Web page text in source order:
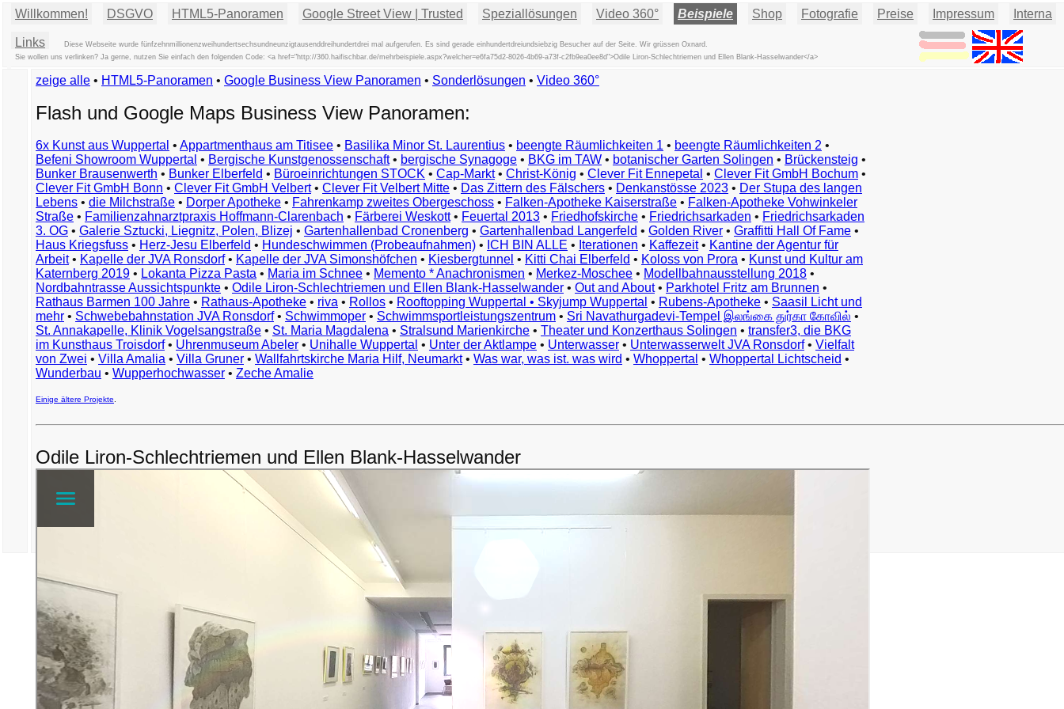
Willkommen! DSGVO HTML5-Panoramen Google Street View | Trusted Speziallösungen Video 360° Beispiele Shop Fotografie Preise Impressum Interna
Links
Diese Webseite wurde fünfzehnmillionenzweihundertsechsundneunzigtausenddreihundertdrei mal aufgerufen. Es sind gerade einhundertdreiundsiebzig Besucher auf der Seite. Wir grüssen Oxnard.
Sie wollen uns verlinken? Ja gerne, nutzen Sie einfach den folgenden Code: <a href="http://360.haifischbar.de/mehrbeispiele.aspx?welcher=e6fa75d2-8026-4b69-a73f-c2fb9ea0ee8d">Odile Liron-Schlechtriemen und Ellen Blank-Hasselwander</a>
Beispiele
Exemples
Vorbeelden
Przykłady
Ejemplos
Örnekler
Παραδείγματα
Примеры
示
例
例
예
zeige alle • HTML5-Panoramen • Google Business View Panoramen • Sonderlösungen • Video 360°
Flash und Google Maps Business View Panoramen:
6x Kunst aus Wuppertal • Appartmenthaus am Titisee • Basilika Minor St. Laurentius • beengte Räumlichkeiten 1 • beengte Räumlichkeiten 2 •
Befeni Showroom Wuppertal • Bergische Kunstgenossenschaft• bergische Synagoge • BKG im TAW • botanischer Garten Solingen • Brückensteig •
Bunker Brausenwerth • Bunker Elberfeld • Büroeinrichtungen STOCK • Cap-Markt• Christ-König • Clever Fit Ennepetal • Clever Fit GmbH Bochum •
Clever Fit GmbH Bonn • Clever Fit GmbH Velbert• Clever Fit Velbert Mitte • Das Zittern des Fälschers • Denkanstösse 2023 • Der Stupa des langen
Lebens • die Milchstraße • Dorper Apotheke • Fahrenkamp zweites Obergeschoss • Falken-Apotheke Kaiserstraße • Falken-Apotheke Vohwinkeler
Straße • Familienzahnarztpraxis Hoffmann-Clarenbach • Färberei Weskott• Feuertal 2013 • Friedhofskirche • Friedrichsarkaden • Friedrichsarkaden
3. OG • Galerie Sztucki, Liegnitz, Polen, Blizej • Gartenhallenbad Cronenberg • Gartenhallenbad Langerfeld • Golden River • Graffitti Hall Of Fame •
Haus Kriegsfuss • Herz-Jesu Elberfeld • Hundeschwimmen (Probeaufnahmen) • ICH BIN ALLE • Iterationen • Kaffezeit• Kantine der Agentur für
Arbeit• Kapelle der JVA Ronsdorf• Kapelle der JVA Simonshöfchen • Kiesbergtunnel • Kitti Chai Elberfeld • Koloss von Prora • Kunst und Kultur am
Katernberg 2019 • Lokanta Pizza Pasta • Maria im Schnee • Memento * Anachronismen • Merkez-Moschee • Modellbahnausstellung 2018 •
Nordbahntrasse Aussichtspunkte • Odile Liron-Schlechtriemen und Ellen Blank-Hasselwander • Out and About• Parkhotel Fritz am Brunnen •
Rathaus Barmen 100 Jahre • Rathaus-Apotheke • riva • Rollos • Rooftopping Wuppertal • Skyjump Wuppertal • Rubens-Apotheke • Saasil Licht und
mehr • Schwebebahnstation JVA Ronsdorf• Schwimmoper • Schwimmsportleistungszentrum • Sri Navathurgadevi-Tempel இலங்கை துர்கா கோவில் •
St. Annakapelle, Klinik Vogelsangstraße • St. Maria Magdalena • Stralsund Marienkirche • Theater und Konzerthaus Solingen • transfer3, die BKG
im Kunsthaus Troisdorf• Uhrenmuseum Abeler • Unihalle Wuppertal • Unter der Aktlampe • Unterwasser • Unterwasserwelt JVA Ronsdorf• Vielfalt
von Zwei • Villa Amalia • Villa Gruner • Wallfahrtskirche Maria Hilf, Neumarkt• Was war, was ist. was wird • Whoppertal • Whoppertal Lichtscheid •
Wunderbau • Wupperhochwasser • Zeche Amalie
Einige ältere Projekte
Odile Liron-Schlechtriemen und Ellen Blank-Hasselwander